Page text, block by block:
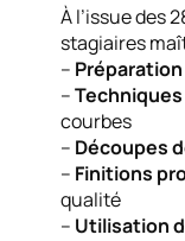
À l’issue des
stagiaires
–
–
courbes
– Découpes
– Finitions
qualité
– Utilisation